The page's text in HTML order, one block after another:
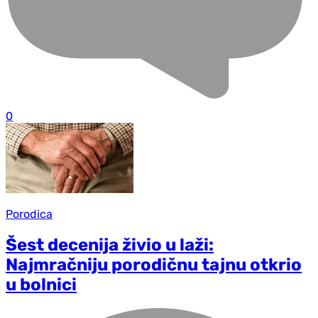
0
Porodica
Šest decenija živio u laži:
Najmračniju porodičnu tajnu otkrio
u bolnici